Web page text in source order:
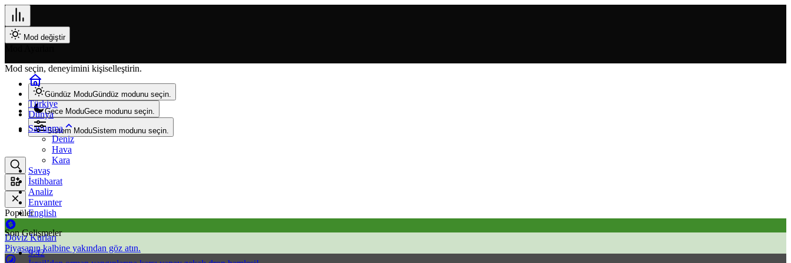
Mod değiştir
Mod seçin, deneyimini kişiselleştirin.
Gündüz ModuGündüz modunu seçin.
Gece ModuGece modunu seçin.
Sistem ModuSistem modunu seçin.
Popüler
Döviz Kurları
Piyasanın kalbine yakından göz atın.
Türkiye
Dünya
Savunma
Deniz
Hava
Kara
Savaş
İstihbarat
Analiz
Envanter
English
Son Gelişmeler
9:42